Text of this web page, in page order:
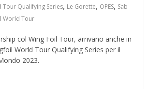
Tour Qualifying Series, Le Gorette, OPES, Sab
World Tour
col Wing Foil Tour, arrivano anche in
World Tour Qualifying Series per il
2023.